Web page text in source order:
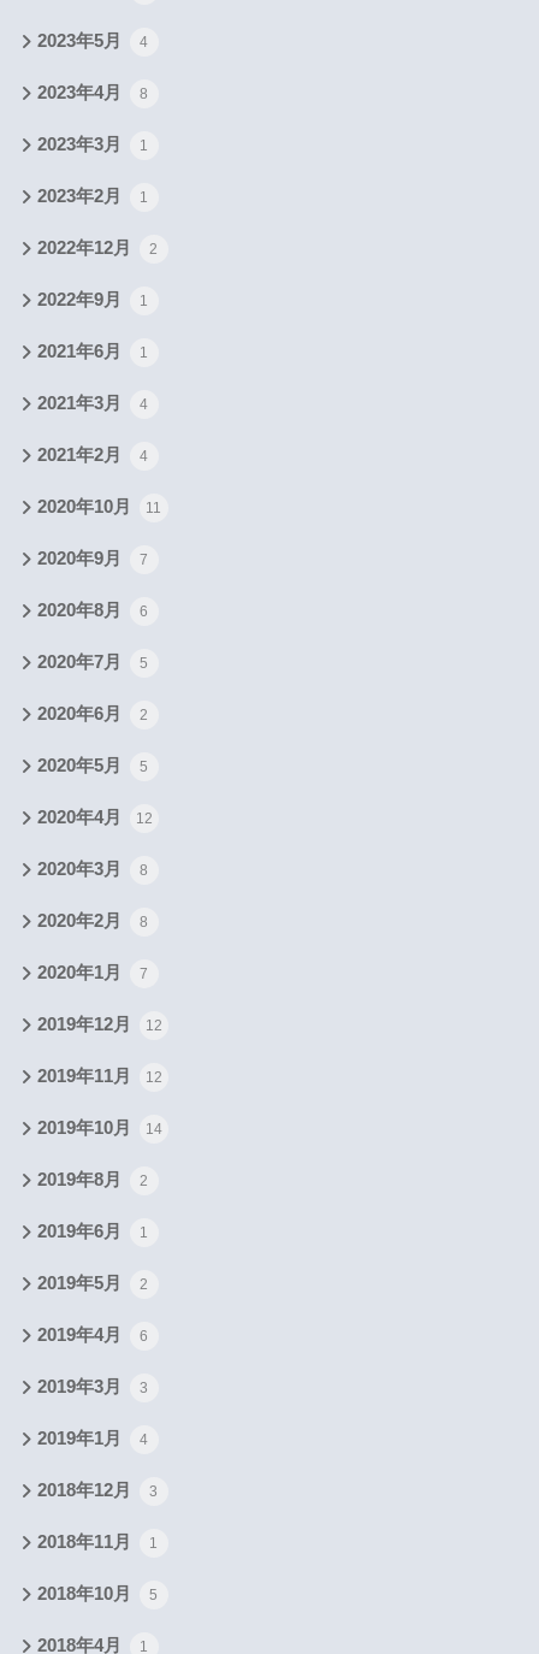
2023年5月 4
2023年4月 8
2023年3月 1
2023年2月 1
2022年12月 2
2022年9月 1
2021年6月 1
2021年3月 4
2021年2月 4
2020年10月 11
2020年9月 7
2020年8月 6
2020年7月 5
2020年6月 2
2020年5月 5
2020年4月 12
2020年3月 8
2020年2月 8
2020年1月 7
2019年12月 12
2019年11月 12
2019年10月 14
2019年8月 2
2019年6月 1
2019年5月 2
2019年4月 6
2019年3月 3
2019年1月 4
2018年12月 3
2018年11月 1
2018年10月 5
2018年4月 1